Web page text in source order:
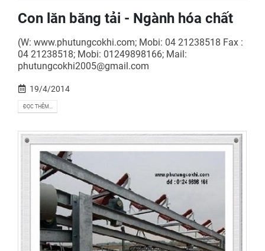
Con lăn băng tải - Ngành hóa chất
(W: www.phutungcokhi.com; Mobi: 04 21238518 Fax :
04 21238518; Mobi: 01249898166; Mail:
phutungcokhi2005@gmail.com
19/4/2014
ĐỌC THÊM...